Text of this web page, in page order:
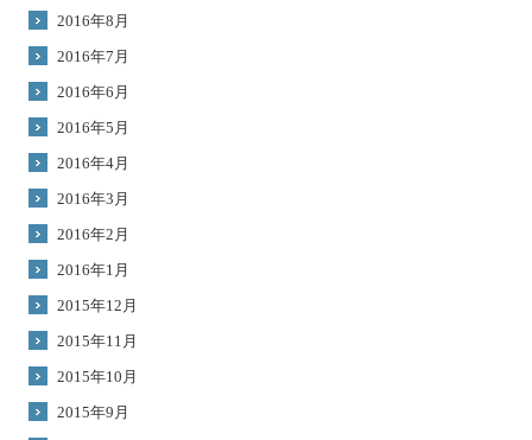
2016年8月
2016年7月
2016年6月
2016年5月
2016年4月
2016年3月
2016年2月
2016年1月
2015年12月
2015年11月
2015年10月
2015年9月